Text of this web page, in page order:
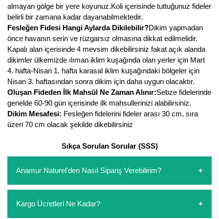
almayan gölge bir yere koyunuz.Koli içerisinde tuttuğunuz fideler
belirli bir zamana kadar dayanabilmektedir.
Fesleğen Fidesi Hangi Aylarda Dikilebilir?Dikim yapmadan
önce havanın serin ve rüzgarsız olmasına dikkat edilmelidir.
Kapalı alan içerisinde 4 mevsim dikebilirsiniz fakat açık alanda
dikimler ülkemizde ılıman iklim kuşağında olan yerler için Mart
4. hafta-Nisan 1. hafta karasal iklim kuşağındaki bölgeler için
Nisan 3. haftasından sonra dikim için daha uygun olacaktır.
Oluşan Fideden İlk Mahsül Ne Zaman Alınır:Sebze fidelerinde
genelde 60-90 gün içerisinde ilk mahsullerinizi alabilirsiniz.
Dikim Mesafesi: Fesleğen fidelerini fideler arası 30 cm, sıra
üzeri 70 cm olacak şekilde dikebilirsiniz
Sıkça Sorulan Sorular (SSS)
Anamur Naturel'den Nasıl Sipariş Verebilirim?
oluşturarak,iletişim numaralarımızdan bizi arayarak veya
whatsapp hattımızdan bizlere isteklerinizi yazarak sipariş
Kargo Ücretleri Ne Kadar?
Nadir Çeşit Meyveler
Nar Fidanı
Narenciye Fidanları
Nektarin Fidanı
Papaya Fidanı
Pepino Fidanı
Trabzon Hurması Fidanı